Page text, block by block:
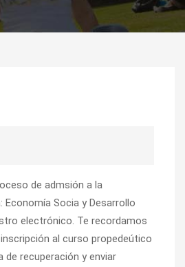
de admsión a la
Economía Socia y Desarrollo
electrónico. Te recordamos
al curso propedeútico
de recuperación y enviar